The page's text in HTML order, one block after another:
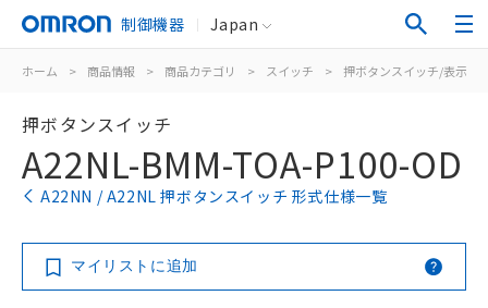
制御機器 Japan
ホーム > 商品情報 > 商品カテゴリ > スイッチ > 押ボタンスイッチ/表示灯
押ボタンスイッチ
A22NL-BMM-TOA-P100-OD
A22NN / A22NL 押ボタンスイッチ 形式仕様一覧
マイリストに追加